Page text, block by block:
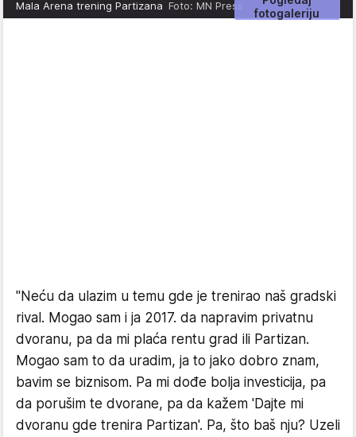
fotogaleriju
Mala Arena trening Partizana Foto: MN Press
"Neću da ulazim u temu gde je trenirao naš gradski
rival. Mogao sam i ja 2017. da napravim privatnu
dvoranu, pa da mi plaća rentu grad ili Partizan.
Mogao sam to da uradim, ja to jako dobro znam,
bavim se biznisom. Pa mi dođe bolja investicija, pa
da porušim te dvorane, pa da kažem 'Dajte mi
dvoranu gde trenira Partizan'. Pa, što baš nju? Uzeli